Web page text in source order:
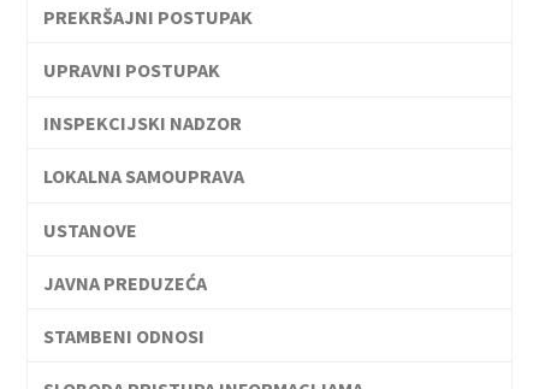
PREKRŠAJNI POSTUPAK
UPRAVNI POSTUPAK
INSPEKCIJSKI NADZOR
LOKALNA SAMOUPRAVA
USTANOVE
JAVNA PREDUZEĆA
STAMBENI ODNOSI